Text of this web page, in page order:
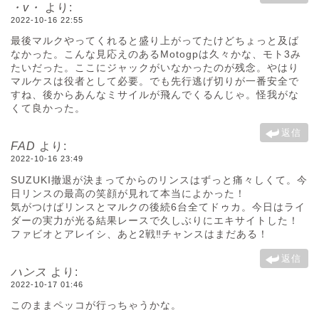
・v・ より:
2022-10-16 22:55
最後マルクやってくれると盛り上がってたけどちょっと及ば
なかった。こんな見応えのあるMotogpは久々かな、モト3み
たいだった。ここにジャックがいなかったのが残念。やはり
マルケスは役者として必要。でも先行逃げ切りが一番安全で
すね、後からあんなミサイルが飛んでくるんじゃ。怪我がな
くて良かった。
返信
FAD より:
2022-10-16 23:49
SUZUKI撤退が決まってからのリンスはずっと痛々しくて。今
日リンスの最高の笑顔が見れて本当によかった！
気がつけばリンスとマルクの後続6台全てドゥカ。今日はライ
ダーの実力が光る結果レースで久しぶりにエキサイトした！
ファビオとアレイシ、あと2戦‼︎チャンスはまだある！
返信
ハンス より:
2022-10-17 01:46
このままペッコが行っちゃうかな。